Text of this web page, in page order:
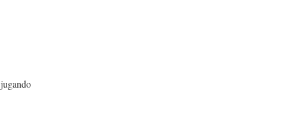
jugando